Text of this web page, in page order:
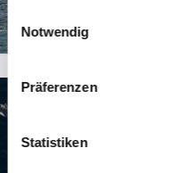
Einwilligungsauswahl
Notwendig
Präferenzen
Statistiken